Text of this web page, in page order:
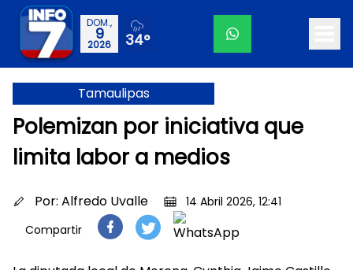
DOM.,
9
2026 34°
Tamaulipas
Polemizan por iniciativa que
limita labor a medios
Por: Alfredo Uvalle
14 Abril 2026, 12:41
Compartir